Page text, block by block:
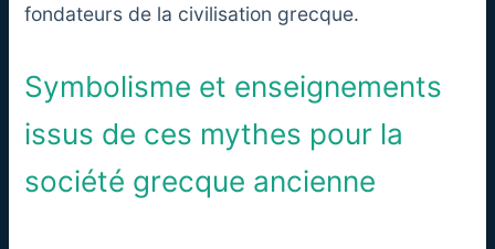
fondateurs de la civilisation grecque.
Symbolisme et enseignements
issus de ces mythes pour la
société grecque ancienne